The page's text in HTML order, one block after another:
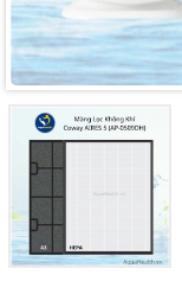
Mã giảm giá:
Ngày hết hạn:
Điều kiện: